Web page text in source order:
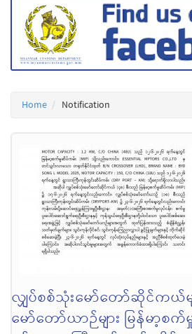
Home Notification
လျှပ်စစ်သုံးမော်တော်ဆိုင်ကယ်မ
မော်တော်ယာဉ်များ မြန်မာ့စ